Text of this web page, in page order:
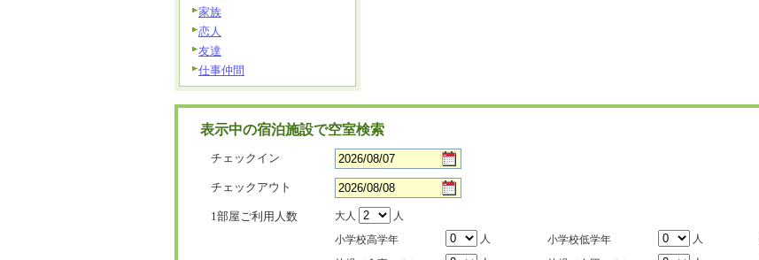
家族
恋人
友達
仕事仲間
表示中の宿泊施設で空室検索
チェックイン
チェックアウト
1部屋ご利用人数 大人
人
小学校高学年
人 小学校低学年 人